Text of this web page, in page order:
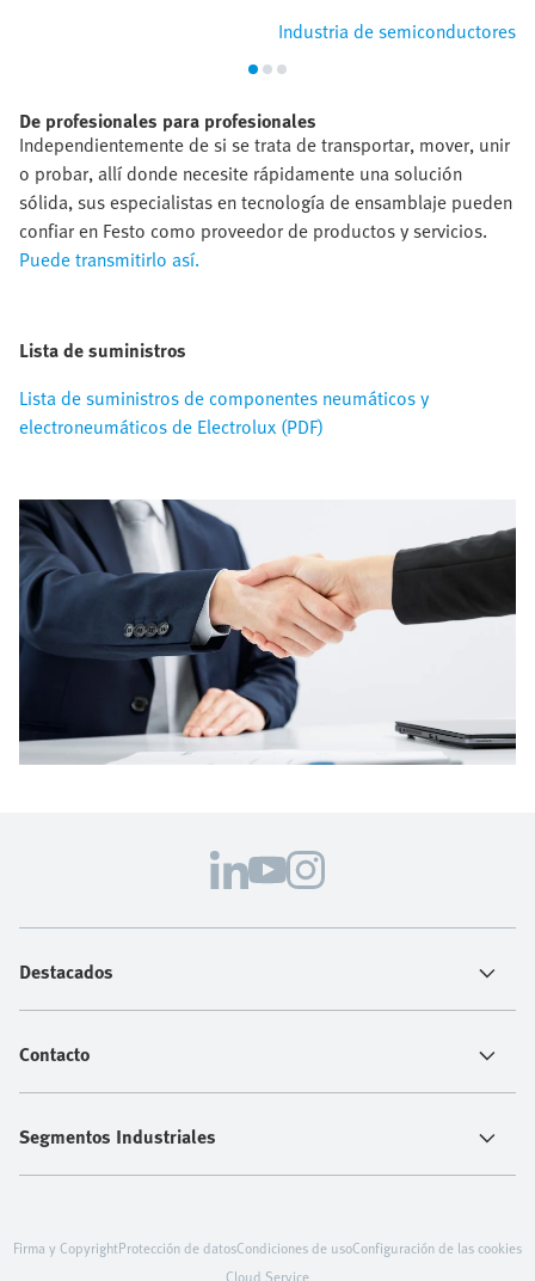
Industria de semiconductores
De profesionales para profesionales
Independientemente de si se trata de transportar, mover, unir
o probar, allí donde necesite rápidamente una solución
sólida, sus especialistas en tecnología de ensamblaje pueden
confiar en Festo como proveedor de productos y servicios.
Puede transmitirlo así.
Lista de suministros
Lista de suministros de componentes neumáticos y
electroneumáticos de Electrolux (PDF)
Destacados
Contacto
Segmentos Industriales
Firma y CopyrightProtección de datosCondiciones de usoConfiguración de las cookies
Cloud Service